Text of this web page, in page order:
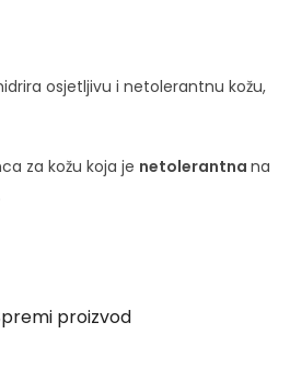
osjetljivu i netolerantnu kožu,
za kožu koja je netolerantna na
proizvod